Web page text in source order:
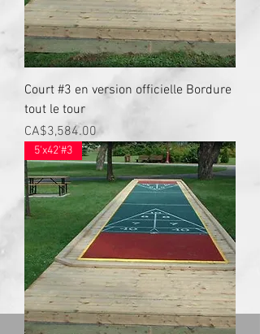
Court #3 en version officielle Bordure
tout le tour
Prix
CA$3,584.00
5'x42'#3